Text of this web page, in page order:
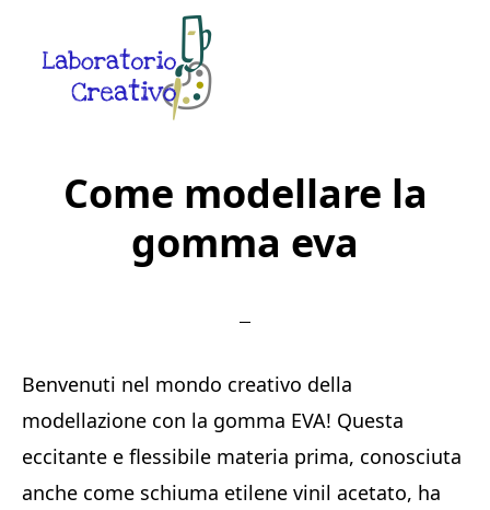
primary
CreativeCome modellare la
gomma eva
Benvenuti nel mondo creativo della
modellazione con la gomma EVA! Questa
eccitante e flessibile materia prima, conosciuta
anche come schiuma etilene vinil acetato, ha